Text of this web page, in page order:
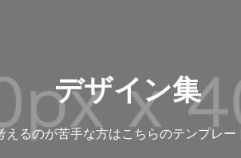
デザイン集
えるのが苦手な方はこちらのテンプレー